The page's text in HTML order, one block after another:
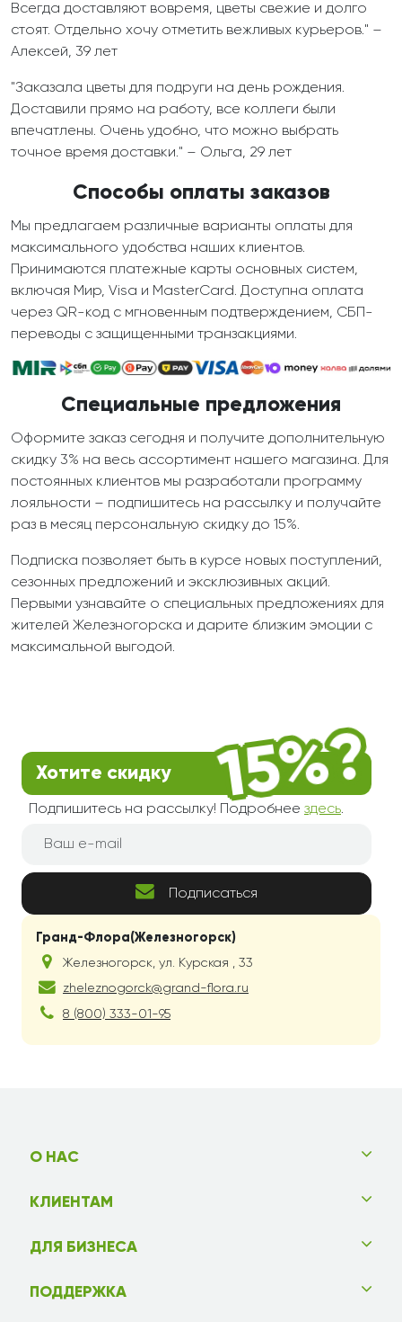
Всегда доставляют вовремя, цветы свежие и долго
стоят. Отдельно хочу отметить вежливых курьеров." –
Алексей, 39 лет
"Заказала цветы для подруги на день рождения.
Доставили прямо на работу, все коллеги были
впечатлены. Очень удобно, что можно выбрать
точное время доставки." – Ольга, 29 лет
Способы оплаты заказов
Мы предлагаем различные варианты оплаты для
максимального удобства наших клиентов.
Принимаются платежные карты основных систем,
включая Мир, Visa и MasterCard. Доступна оплата
через QR-код с мгновенным подтверждением, СБП-
переводы с защищенными транзакциями.
Специальные предложения
Оформите заказ сегодня и получите дополнительную
скидку 3% на весь ассортимент нашего магазина. Для
постоянных клиентов мы разработали программу
лояльности – подпишитесь на рассылку и получайте
раз в месяц персональную скидку до 15%.
Подписка позволяет быть в курсе новых поступлений,
сезонных предложений и эксклюзивных акций.
Первыми узнавайте о специальных предложениях для
жителей Железногорска и дарите близким эмоции с
максимальной выгодой.
Гранд-Флора(Железногорск)
Железногорск, ул. Курская , 33
zheleznogorck@grand-flora.ru
8 (800) 333-01-95
Хотите скидку
Подпишитесь на рассылку! Подробнее здесь.
Подписаться
О НАС
КЛИЕНТАМ
ДЛЯ БИЗНЕСА
ПОДДЕРЖКА